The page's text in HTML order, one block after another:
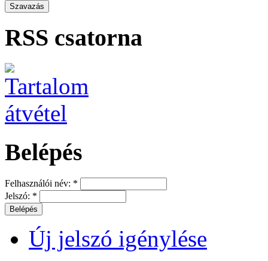
RSS csatorna
Belépés
Felhasználói név: *
Jelszó: *
Új jelszó igénylése